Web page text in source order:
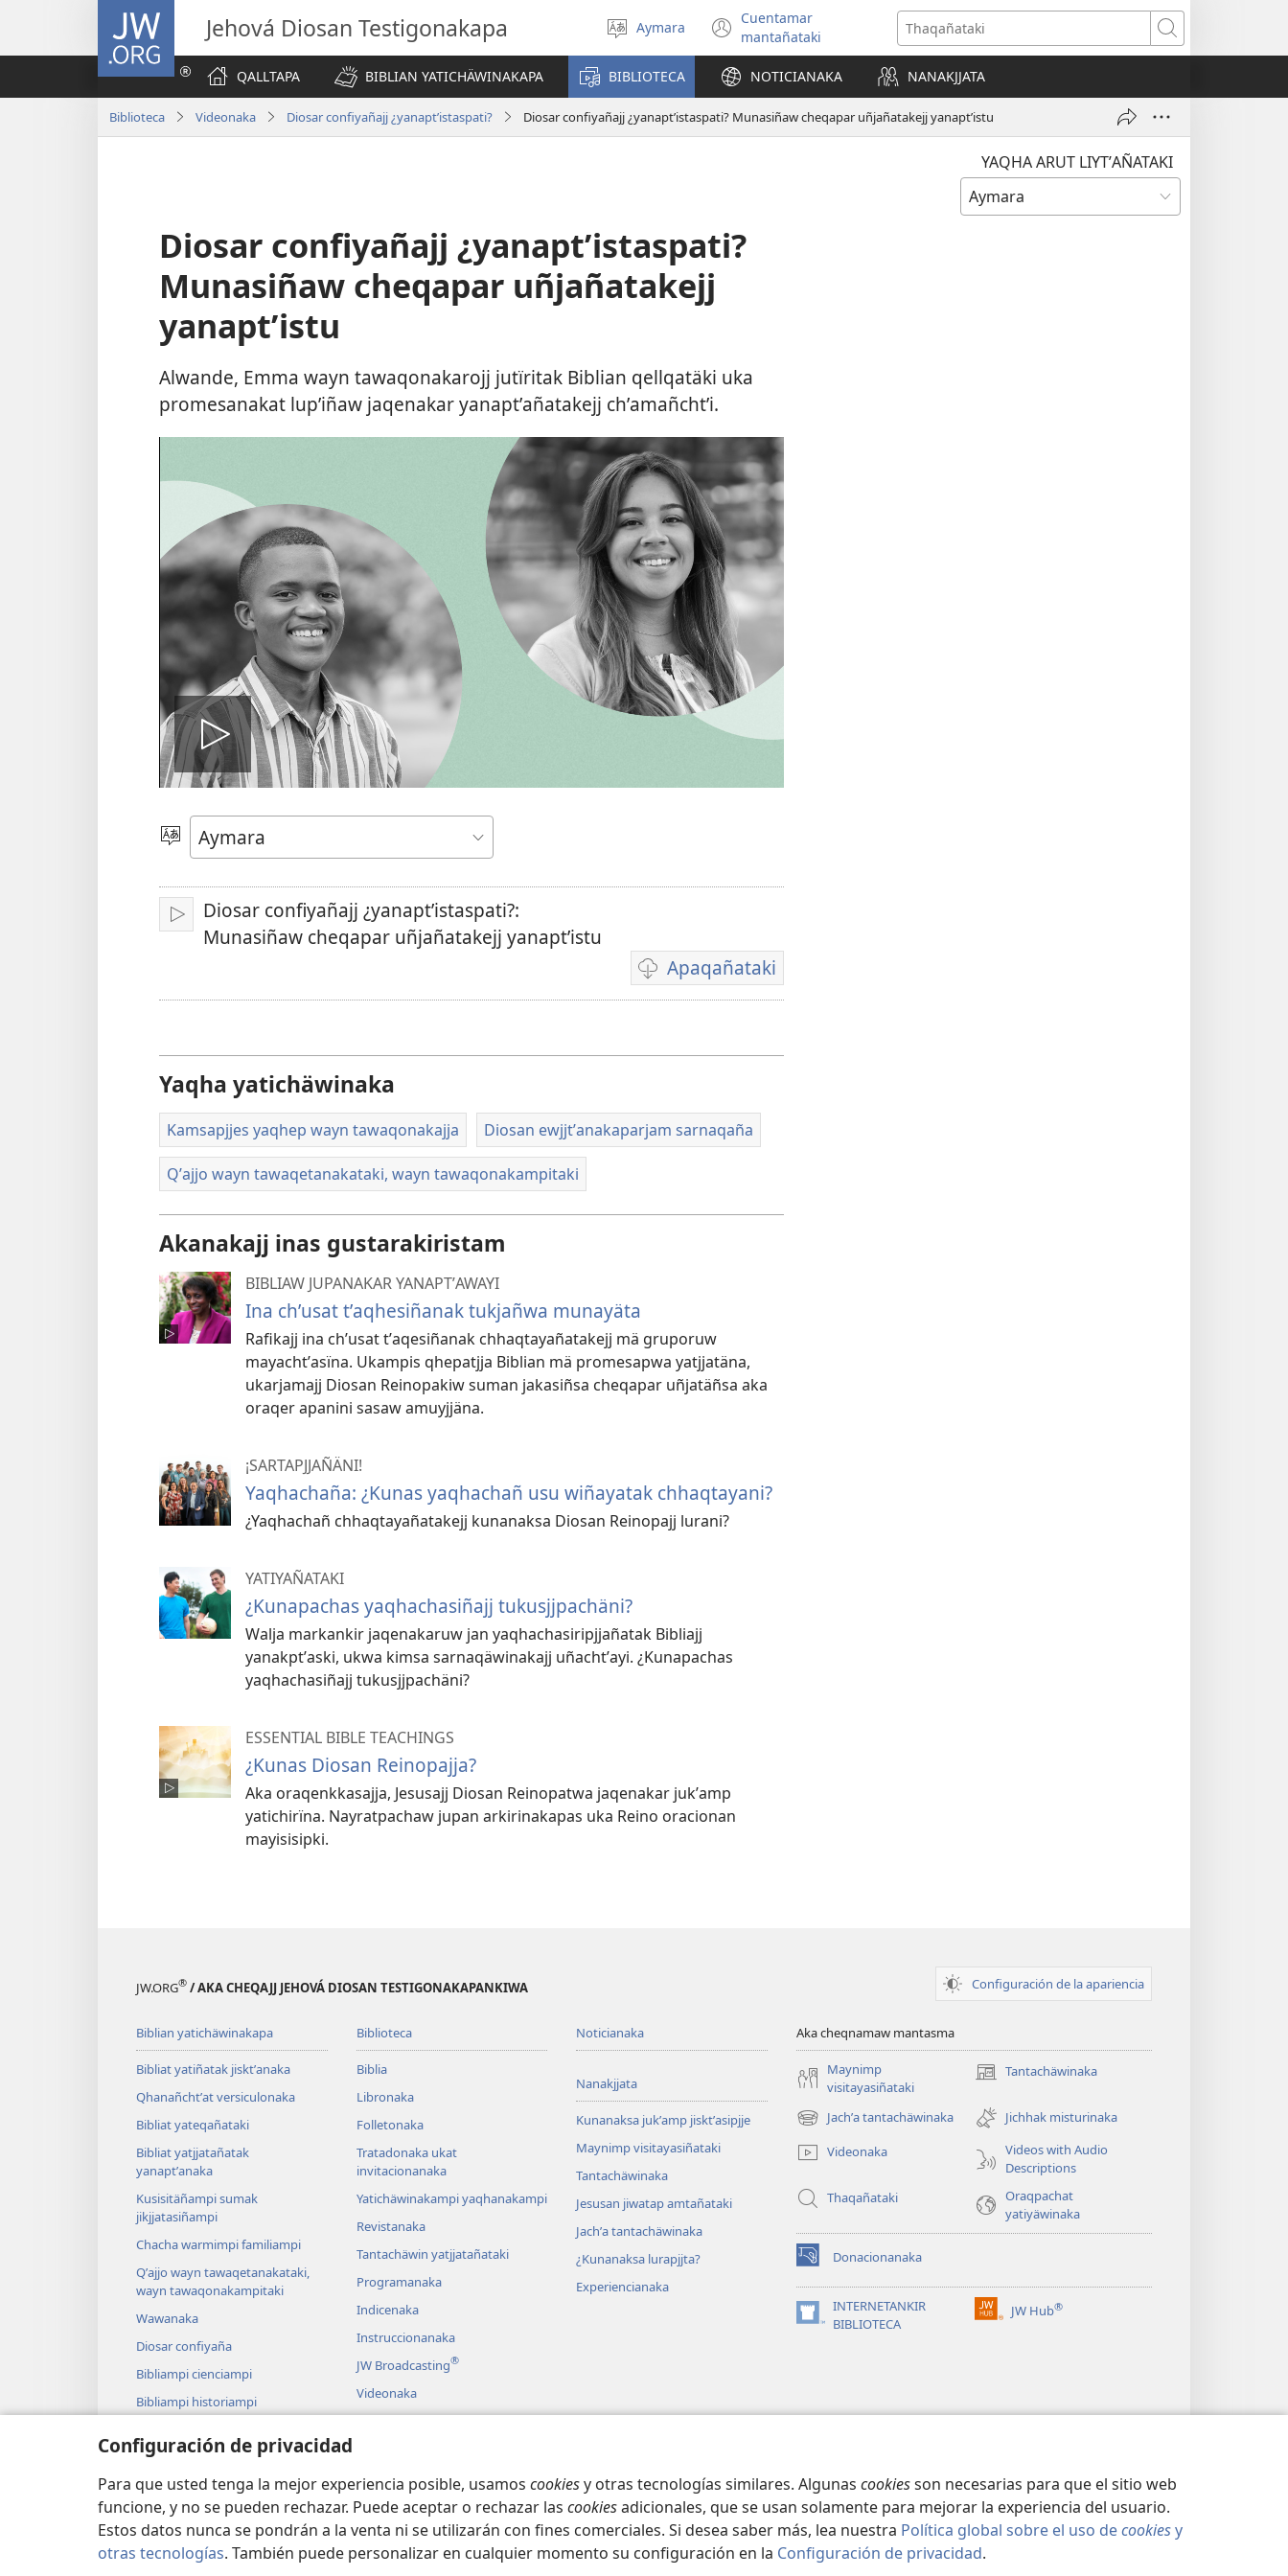
Configuración de privacidad
Para que usted tenga la mejor experiencia posible, usamos cookiesy otras tecnologías similares. Algunas cookiesson necesarias para que el sitio web
funcione, y no se pueden rechazar. Puede aceptar o rechazar las cookiesadicionales, que se usan solamente para mejorar la experiencia del usuario.
Estos datos nunca se pondrán a la venta ni se utilizarán con fines comerciales. Si desea saber más, lea nuestra Política global sobre el uso decookiesy
otras tecnologías. También puede personalizar en cualquier momento su configuración en la Configuración de privacidad.
JW.ORG
Jehová Diosan Testigonakapa
Select
language
Aymara
Cuentamar
mantañataki
(opens
new
window)
Thaqañataki
QALLTAPA BIBLIAN YATICHÄWINAKAPA BIBLIOTECA NOTICIANAKA NANAKJJATA
Biblioteca Videonaka Diosar confiyañajj ¿yanaptʼistaspati? Diosar confiyañajj ¿yanaptʼistaspati? Munasiñaw cheqapar uñjañatakejj yanaptʼistu
YAQHA ARUT LIYTʼAÑATAKI
Diosar confiyañajj ¿yanaptʼistaspati?
Munasiñaw cheqapar uñjañatakejj
yanaptʼistu
Alwande, Emma wayn tawaqonakarojj jutïritak Biblian qellqatäki uka
promesanakat lupʼiñaw jaqenakar yanaptʼañatakejj chʼamañchtʼi.
Play
video
Mä
ajlliñataki
Play
Diosar confiyañajj ¿yanaptʼistaspati?:
Munasiñaw cheqapar uñjañatakejj yanaptʼistu
Apaqañataki
Video
download
Yaqha yatichäwinaka
Kamsapjjes yaqhep wayn tawaqonakajja Diosan ewjjtʼanakaparjam sarnaqaña
Qʼajjo wayn tawaqetanakataki, wayn tawaqonakampitaki
Akanakajj inas gustarakiristam
BIBLIAW JUPANAKAR YANAPTʼAWAYI
Ina chʼusat tʼaqhesiñanak tukjañwa munayäta
Rafikajj ina chʼusat tʼaqesiñanak chhaqtayañatakejj mä gruporuw
mayachtʼasïna. Ukampis qhepatjja Biblian mä promesapwa yatjjatäna,
ukarjamajj Diosan Reinopakiw suman jakasiñsa cheqapar uñjatäñsa aka
oraqer apanini sasaw amuyjjäna.
¡SARTAPJJAÑÄNI!
Yaqhachaña: ¿Kunas yaqhachañ usu wiñayatak chhaqtayani?
¿Yaqhachañ chhaqtayañatakejj kunanaksa Diosan Reinopajj lurani?
YATIYAÑATAKI
¿Kunapachas yaqhachasiñajj tukusjjpachäni?
Walja markankir jaqenakaruw jan yaqhachasiripjjañatak Bibliajj
yanakptʼaski, ukwa kimsa sarnaqäwinakajj uñachtʼayi. ¿Kunapachas
yaqhachasiñajj tukusjjpachäni?
ESSENTIAL BIBLE TEACHINGS
¿Kunas Diosan Reinopajja?
Aka oraqenkkasajja, Jesusajj Diosan Reinopatwa jaqenakar jukʼamp
yatichirïna. Nayratpachaw jupan arkirinakapas uka Reino oracionan
mayisisipki.
JW.ORG® / AKA CHEQAJJ JEHOVÁ DIOSAN TESTIGONAKAPANKIWA Configuración de la apariencia
Biblian yatichäwinakapa
Bibliat yatiñatak jisktʼanaka
Qhanañchtʼat versiculonaka
Bibliat yateqañataki
Bibliat yatjjatañatak
yanaptʼanaka
Kusisitäñampi sumak
jikjjatasiñampi
Chacha warmimpi familiampi
Qʼajjo wayn tawaqetanakataki,
wayn tawaqonakampitaki
Wawanaka
Diosar confiyaña
Bibliampi cienciampi
Bibliampi historiampi
Biblioteca
Biblia
Libronaka
Folletonaka
Tratadonaka ukat
invitacionanaka
Yatichäwinakampi yaqhanakampi
Revistanaka
Tantachäwin yatjjatañataki
Programanaka
Indicenaka
Instruccionanaka
JW Broadcasting®
Videonaka
Cancionanaka
Bibliat liytʼat dramanaka
Noticianaka
Nanakjjata
Kunanaksa jukʼamp jisktʼasipjje
Maynimp visitayasiñataki
Tantachäwinaka
Jesusan jiwatap amtañataki
Jachʼa tantachäwinaka
¿Kunanaksa lurapjjta?
Experiencianaka
Aka cheqnamaw mantasma
Maynimp
visitayasiñataki
Tantachäwinaka
(opens
window)
Jachʼa tantachäwinaka
(opens
new
window)
Jichhak misturinaka
Videonaka
Videos with Audio
Descriptions
Thaqañataki
Oraqpachat
yatiyäwinaka
Donacionanaka
(opens
new
window)INTERNETANKIR
BIBLIOTECA
(opens
JW Hub®
(opens
Copyright© 2026 Watch Tower Bible and Tract Society of Pennsylvania. CONDICIONES DE USO|POLÍTICA DE PRIVACIDAD| CONFIGURACIÓN DE PRIVACIDAD